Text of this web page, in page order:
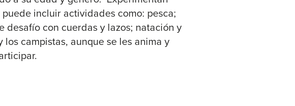
incluir actividades como: pesca;
desafío con cuerdas y lazos; natación y
campistas, aunque se les anima y